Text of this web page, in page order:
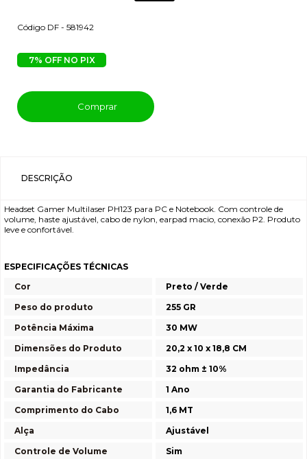
DF - 581942
7% OFF NO PIX
Comprar
DESCRIÇÃO
Headset Gamer Multilaser PH123 para PC e Notebook. Com controle de
volume, haste ajustável, cabo de nylon, earpad macio, conexão P2. Produto
leve e confortável.
ESPECIFICAÇÕES TÉCNICAS
Cor
Preto / Verde
Peso do produto
255 GR
Potência Máxima
30 MW
Dimensões do Produto
20,2 x 10 x 18,8 CM
Impedância
32 ohm ± 10%
Garantia do Fabricante
1 Ano
Comprimento do Cabo
1,6 MT
Alça
Ajustável
Controle de Volume
Sim